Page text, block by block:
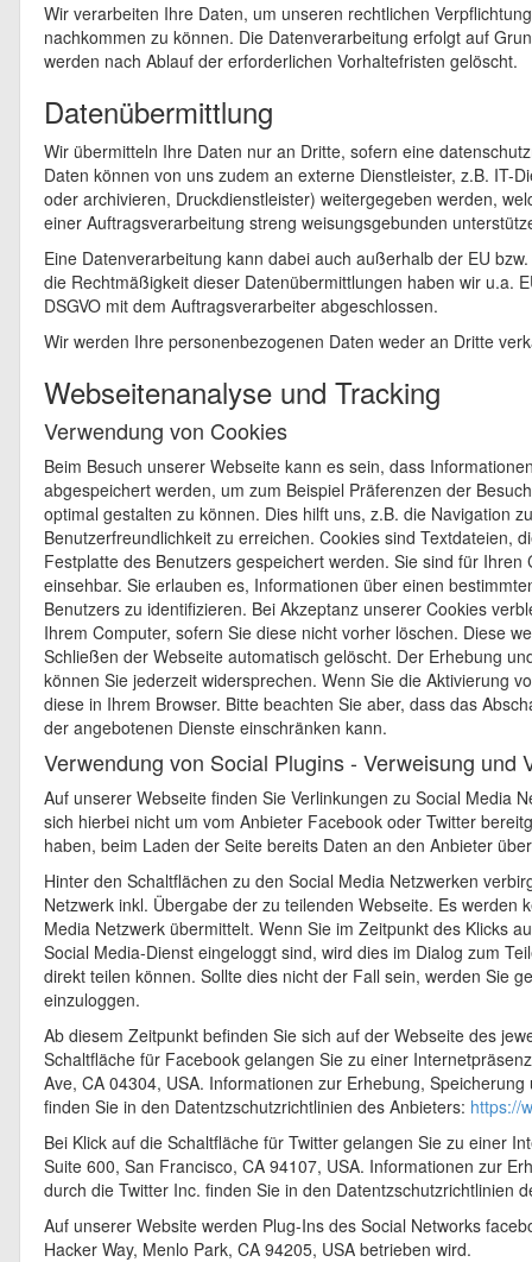
Wir verarbeiten Ihre Daten, um unseren rechtlichen
nachkommen zu können. Die Datenverarbeitung erfolgt auf
werden nach Ablauf der erforderlichen Vorhaltefristen gelöscht.
Datenübermittlung
Wir übermitteln Ihre Daten nur an Dritte, sofern eine
Daten können von uns zudem an externe Dienstleister, z.B. IT-
oder archivieren, Druckdienstleister) weitergegeben werden,
einer Auftragsverarbeitung streng weisungsgebunden
Eine Datenverarbeitung kann dabei auch außerhalb der EU
die Rechtmäßigkeit dieser Datenübermittlungen haben wir u.a.
DSGVO mit dem Auftragsverarbeiter abgeschlossen.
Wir werden Ihre personenbezogenen Daten weder an Dritte
Webseitenanalyse und Tracking
Verwendung von Cookies
Beim Besuch unserer Webseite kann es sein, dass
abgespeichert werden, um zum Beispiel Präferenzen der
optimal gestalten zu können. Dies hilft uns, z.B. die Navigation
Benutzerfreundlichkeit zu erreichen. Cookies sind Textdateien,
Festplatte des Benutzers gespeichert werden. Sie sind für
einsehbar. Sie erlauben es, Informationen über einen
Benutzers zu identifizieren. Bei Akzeptanz unserer Cookies
Ihrem Computer, sofern Sie diese nicht vorher löschen. Diese
Schließen der Webseite automatisch gelöscht. Der Erhebung
können Sie jederzeit widersprechen. Wenn Sie die Aktivierung
diese in Ihrem Browser. Bitte beachten Sie aber, dass das
der angebotenen Dienste einschränken kann.
Verwendung von Social Plugins - Verweisung und
Auf unserer Webseite finden Sie Verlinkungen zu Social Media
sich hierbei nicht um vom Anbieter Facebook oder Twitter
haben, beim Laden der Seite bereits Daten an den Anbieter
Hinter den Schaltflächen zu den Social Media Netzwerken
Netzwerk inkl. Übergabe der zu teilenden Webseite. Es werden
Media Netzwerk übermittelt. Wenn Sie im Zeitpunkt des Klicks
Social Media-Dienst eingeloggt sind, wird dies im Dialog zum
direkt teilen können. Sollte dies nicht der Fall sein, werden Sie
einzuloggen.
Ab diesem Zeitpunkt befinden Sie sich auf der Webseite des
Schaltfläche für Facebook gelangen Sie zu einer
Ave, CA 04304, USA. Informationen zur Erhebung,
finden Sie in den Datentzschutzrichtlinien des Anbieters: https://
Bei Klick auf die Schaltfläche für Twitter gelangen Sie zu einer
Suite 600, San Francisco, CA 94107, USA. Informationen zur
durch die Twitter Inc. finden Sie in den Datentzschutzrichtlinien
Auf unserer Website werden Plug-Ins des Social Networks
Hacker Way, Menlo Park, CA 94205, USA betrieben wird.